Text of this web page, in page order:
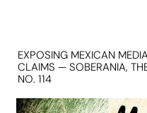
EXPOSING MEXICAN
CLAIMS — SOBERANIA,
NO. 114